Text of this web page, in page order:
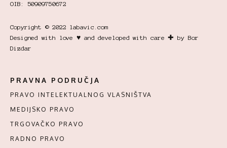
OIB: 50909750672
Copyright © 2022 labavic.com
Designed with love ♥ and developed with care ✚ by Bor
Dizdar
PRAVNA PODRUČJA
PRAVO INTELEKTUALNOG VLASNIŠTVA
MEDIJSKO PRAVO
TRGOVAČKO PRAVO
RADNO PRAVO